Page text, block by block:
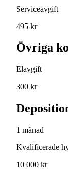
Serviceavgift
495 kr
Övriga
Elavgift
300 kr
1 månad
Kvalificerade
10 000 kr